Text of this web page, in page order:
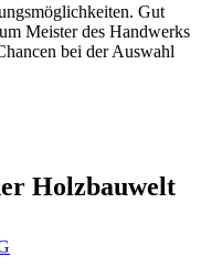
Gut
Meister des Handwerks
bei der Auswahl
Holzbauwelt